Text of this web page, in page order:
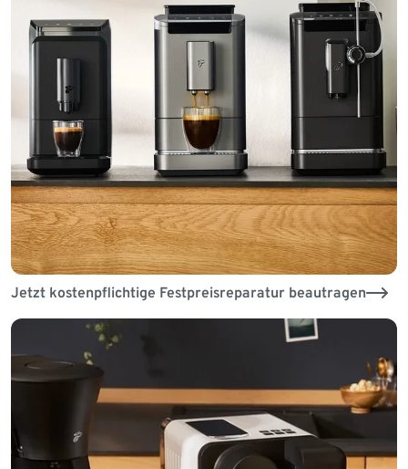
Jetzt kostenpflichtige Festpreisreparatur beautragen